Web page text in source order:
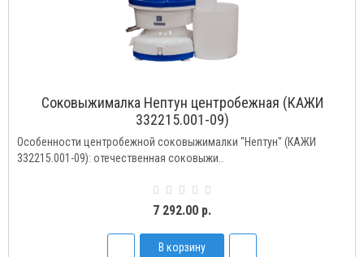
Соковыжималка Нептун центробежная (КАЖИ
332215.001-09)
Особенности центробежной соковыжималки "Нептун" (КАЖИ
332215.001-09): отечественная соковыжи..
7 292.00 р.
В корзину